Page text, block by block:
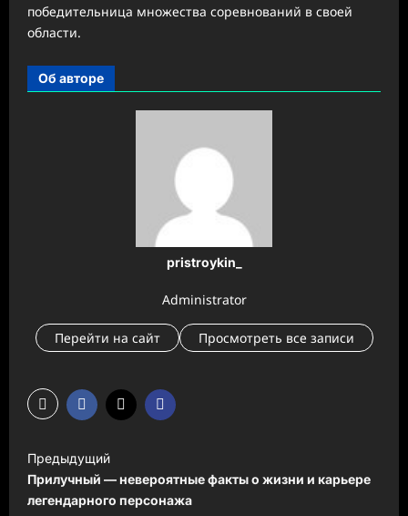
победительница множества соревнований в своей
области.
Об авторе
pristroykin_
Administrator
Перейти на сайт Просмотреть все записи
а
в
Предыдущий
Прилучный — невероятные факты о жизни и карьере
легендарного персонажа